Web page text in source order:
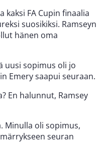
kaksi FA Cupin finaalia
suosikiksi. Ramseyn
hänen oma
uusi sopimus oli jo
Emery saapui seuraan.
En halunnut, Ramsey
Minulla oli sopimus,
seuran